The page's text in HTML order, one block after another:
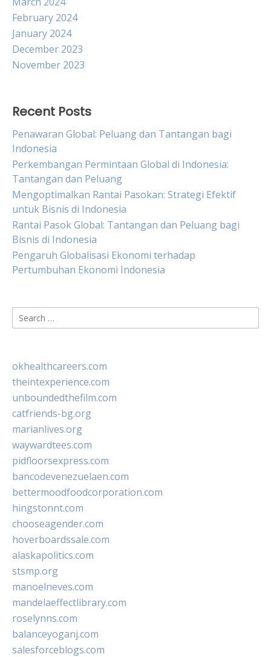
February 2024
January 2024
December 2023
November 2023
Recent Posts
Penawaran Global: Peluang dan Tantangan bagi
Indonesia
Perkembangan Permintaan Global di Indonesia:
Tantangan dan Peluang
Mengoptimalkan Rantai Pasokan: Strategi Efektif
untuk Bisnis di Indonesia
Rantai Pasok Global: Tantangan dan Peluang bagi
Bisnis di Indonesia
Pengaruh Globalisasi Ekonomi terhadap
Pertumbuhan Ekonomi Indonesia
Search
for:
okhealthcareers.com
theintexperience.com
unboundedthefilm.com
catfriends-bg.org
marianlives.org
waywardtees.com
pidfloorsexpress.com
bancodevenezuelaen.com
bettermoodfoodcorporation.com
hingstonnt.com
chooseagender.com
hoverboardssale.com
alaskapolitics.com
stsmp.org
manoelneves.com
mandelaeffectlibrary.com
roselynns.com
balanceyoganj.com
salesforceblogs.com